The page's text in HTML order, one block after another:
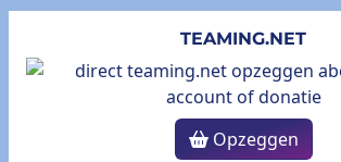
TEAMING.NET
Opzeggen